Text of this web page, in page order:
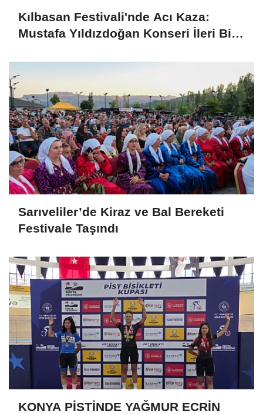
Kılbasan Festivali'nde Acı Kaza:
Mustafa Yıldızdoğan Konseri İleri Bir
Sarıveliler’de Kiraz ve Bal Bereketi
Festivale Taşındı
KONYA PİSTİNDE YAĞMUR ECRİN